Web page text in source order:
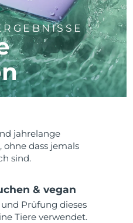
jahrelange
dass jemals
sind.
& vegan
Prüfung dieses
Tiere verwendet.